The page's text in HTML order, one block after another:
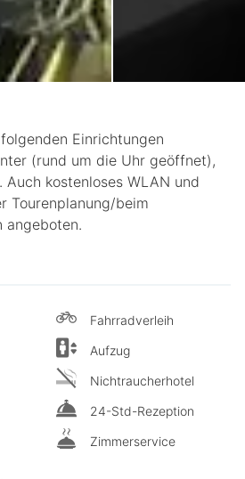
Einrichtungen
(rund um die Uhr geöffnet),
Auch kostenloses WLAN und
Tourenplanung/beim
angeboten.
Fahrradverleih
Aufzug
Nichtraucherhotel
24-Std-Rezeption
Zimmerservice